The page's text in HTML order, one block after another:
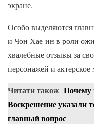
экране.
Особо выделяются
и Чон Хае-ин в роли
хвалебные отзывы за
персонажей и актерское
Читати також Почему
Воскрешение указали
главный вопрос